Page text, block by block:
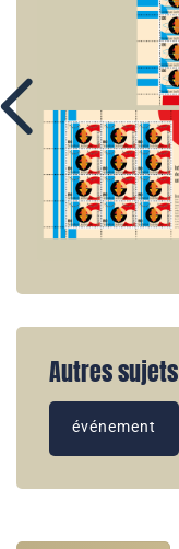
Autres sujets
événement